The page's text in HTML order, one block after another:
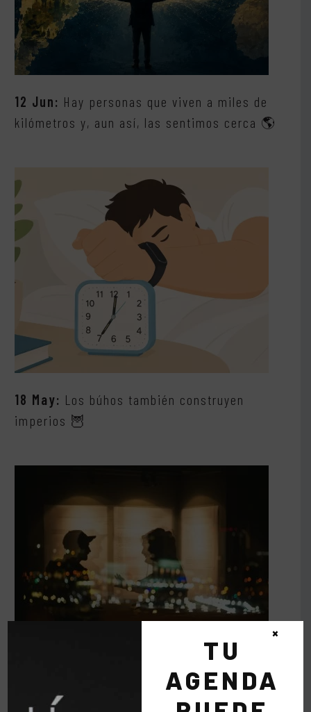
12 Jun: Hay personas que viven a miles de
kilómetros y, aun así, las sentimos cerca 🌎
18 May: Los búhos también construyen
imperios 🦉
20 Mar:
TU
AGENDA
×